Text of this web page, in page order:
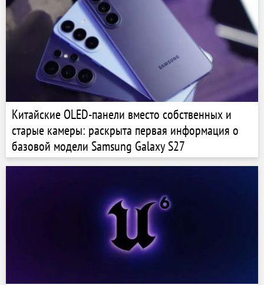
Китайские OLED-панели вместо собственных и
старые камеры: раскрыта первая информация о
базовой модели Samsung Galaxy S27